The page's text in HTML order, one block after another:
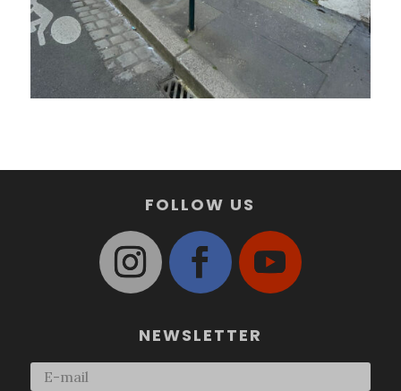
FOLLOW US
NEWSLETTER